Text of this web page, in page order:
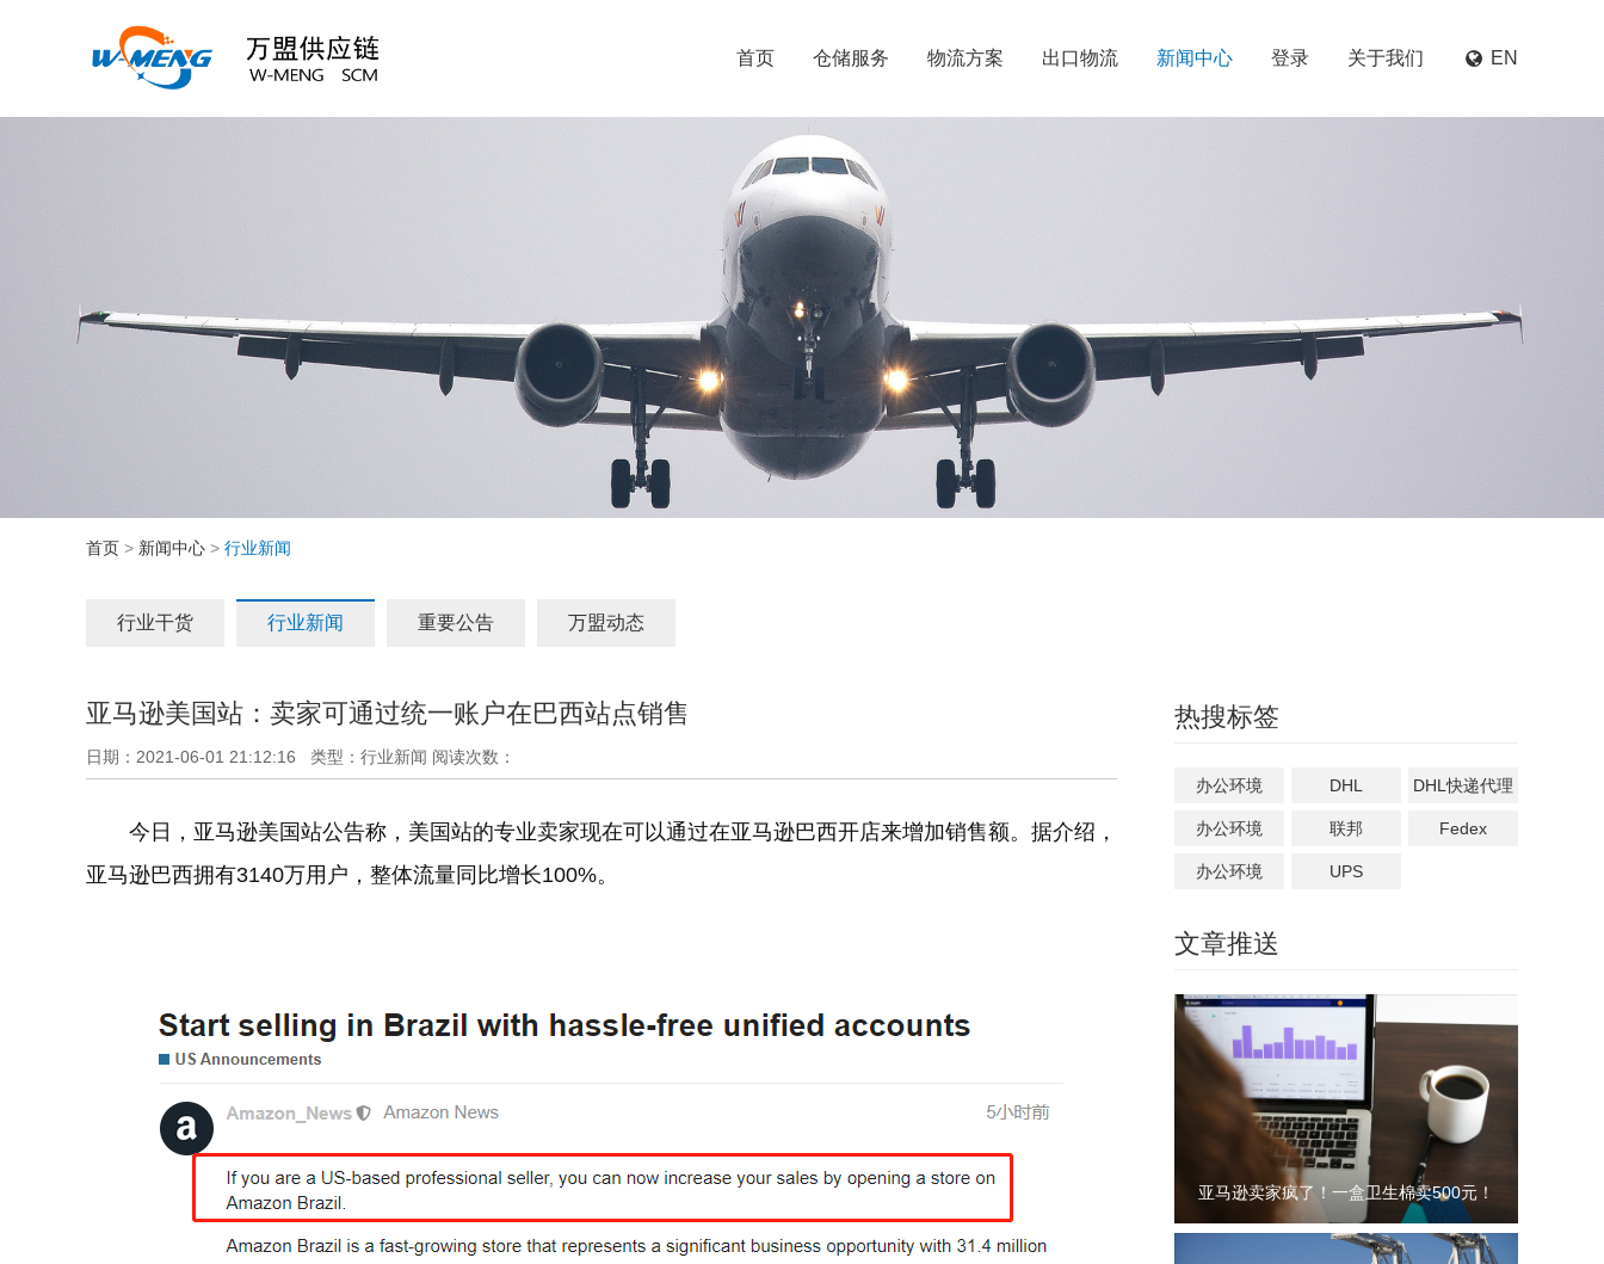
EN
首页 仓储服务 物流方案 出口物流 新闻中心 登录 关于我们
首页 > 新闻中心 > 行业新闻
行业干货 行业新闻 重要公告 万盟动态
亚马逊美国站：卖家可通过统一账户在巴西站点销售
日期：2021-06-01 21:12:16 类型：行业新闻 阅读次数：
今日，亚马逊美国站公告称，美国站的专业卖家现在可以通过在亚马逊巴西开店来增加销售额。据介绍，
亚马逊巴西拥有3140万用户，整体流量同比增长100%。
热搜标签
办公环境 DHL DHL快递代理
办公环境 联邦 Fedex
办公环境 UPS
文章推送
亚马逊卖家疯了！一盒卫生棉卖500元！